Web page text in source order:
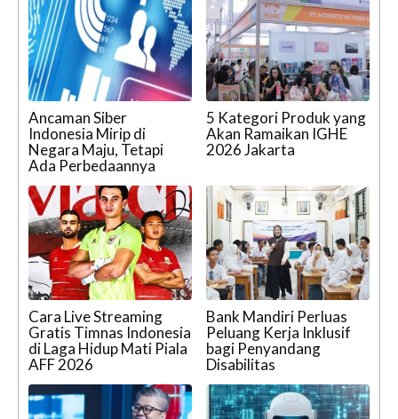
Ancaman Siber
Indonesia Mirip di
Negara Maju, Tetapi
Ada Perbedaannya
5 Kategori Produk yang
Akan Ramaikan IGHE
2026 Jakarta
Cara Live Streaming
Gratis Timnas Indonesia
di Laga Hidup Mati Piala
AFF 2026
Bank Mandiri Perluas
Peluang Kerja Inklusif
bagi Penyandang
Disabilitas